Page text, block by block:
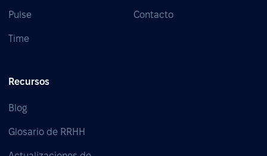
Pulse
Time
Contacto
Recursos
Blog
Glosario de RRHH